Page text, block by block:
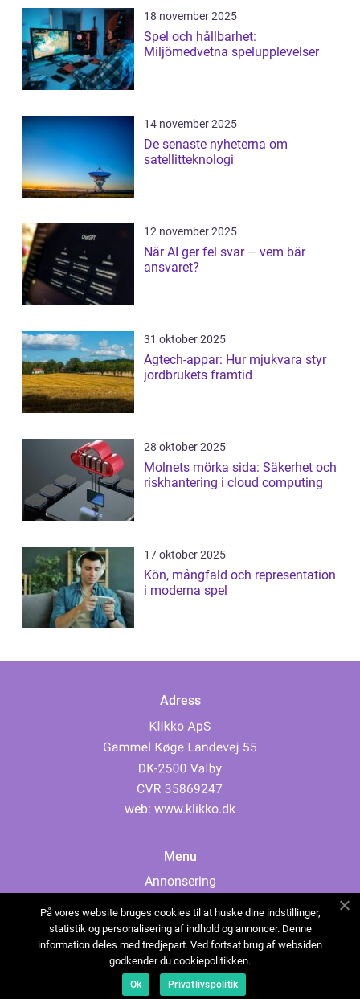
18 november 2025
Spel och hållbarhet:
Miljömedvetna spelupplevelser
14 november 2025
De senaste nyheterna om
satellitteknologi
12 november 2025
När AI ger fel svar – vem bär
ansvaret?
31 oktober 2025
Agtech-appar: Hur mjukvara styr
jordbrukets framtid
28 oktober 2025
Molnets mörka sida: Säkerhet och
riskhantering i cloud computing
17 oktober 2025
Kön, mångfald och representation
i moderna spel
Adress
web: www.klikko.dk
Menu
Annonsering
Cookies
Kontakta oss
Sitemap
På vores website bruges cookies til at huske dine indstillinger,
statistik og personalisering af indhold og annoncer. Denne
information deles med tredjepart. Ved fortsat brug af websiden
godkender du cookiepolitikken.
Ok Privatlivspolitik